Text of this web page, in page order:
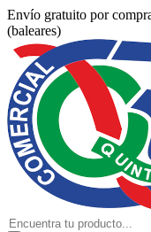
Envío gratuito por
(baleares)